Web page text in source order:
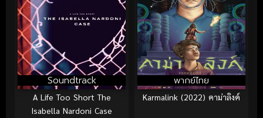
Soundtrack
A Life Too Short The
Isabella Nardoni Case
พากย์ไทย
Karmalink (2022) คาม่าลิงค์